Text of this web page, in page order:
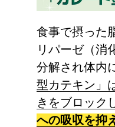
食事で摂った
リパーゼ（消
分解され体内
型カテキン」
きをブロック
への吸収を抑